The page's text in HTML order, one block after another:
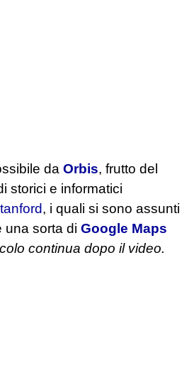
da Orbis, frutto del
storici e informatici
, i quali si sono assunti
una sorta di Google Maps
continua dopo il video.